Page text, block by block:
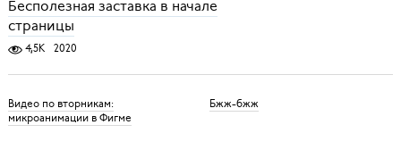
Бесполезная заставка в начале
страницы
4,5K 2020
Видео по вторникам:
микроанимации в Фигме
Бжж-бжж